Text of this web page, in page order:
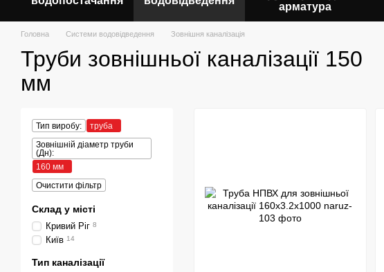
арматура
Головна Системи водовідведення Зовнішня каналізація
Труби зовнішньої каналізації 150
мм
Тип виробу:
труба
Зовнішній діаметр труби
(Дн):
160 мм
Очистити фільтр
Склад у місті
Кривий Ріг 8
Київ 14
Тип каналізації